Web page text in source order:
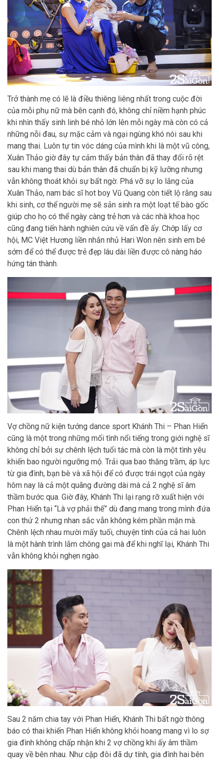
Trở thành mẹ có lẽ là điều thiêng liêng nhất trong cuộc đời
của mỗi phụ nữ mà bên cạnh đó, không chỉ niềm hạnh phúc
khi nhìn thấy sinh linh bé nhỏ lớn lên mỗi ngày mà còn có cả
những nỗi đau, sự mặc cảm và ngại ngùng khó nói sau khi
mang thai. Luôn tự tin vóc dáng của mình khi là một vũ công,
Xuân Thảo giờ đây tự cảm thấy bản thân đã thay đổi rõ rệt
sau khi mang thai dù bản thân đã chuẩn bị kỹ lưỡng nhưng
vẫn không thoát khỏi sự bất ngờ. Phá vỡ sự lo lắng của
Xuân Thảo, nam bác sĩ hot boy Vũ Quang còn tiết lộ rằng sau
khi sinh, cơ thể người mẹ sẽ sản sinh ra một loạt tế bào gốc
giúp cho họ có thể ngày càng trẻ hơn và các nhà khoa học
cũng đang tiến hành nghiên cứu về vấn đề ấy. Chớp lấy cơ
hội, MC Việt Hương liền nhắn nhủ Hari Won nên sinh em bé
sớm để có thể được trẻ đẹp lâu dài liền được cô nàng háo
hứng tán thành.
Vợ chồng nữ kiện tướng dance sport Khánh Thi – Phan Hiển
cũng là một trong những mối tình nổi tiếng trong giới nghệ sĩ
không chỉ bởi sự chênh lệch tuổi tác mà còn là một tình yêu
khiến bao người ngưỡng mộ. Trải qua bao thăng trầm, áp lực
từ gia đình, bạn bè và xã hội để có được trái ngọt của ngày
hôm nay là cả một quãng đường dài mà cả 2 nghệ sĩ âm
thầm bước qua. Giờ đây, Khánh Thi lại rạng rỡ xuất hiện với
Phan Hiển tại “Là vợ phải thế” dù đang mang trong mình đứa
con thứ 2 nhưng nhan sắc vẫn không kém phần mặn mà.
Chênh lệch nhau mười mấy tuối, chuyện tình của cả hai luôn
là một hành trình lắm chông gai mà để khi nghĩ lại, Khánh Thi
vẫn không khỏi nghẹn ngào.
Sau 2 năm chia tay với Phan Hiển, Khánh Thi bất ngờ thông
báo có thai khiến Phan Hiển không khỏi hoang mang vì lo sợ
gia đình không chấp nhận khi 2 vợ chồng khi ấy âm thầm
quay về bên nhau. Như cặp đôi đã dự tính, gia đình hai bên